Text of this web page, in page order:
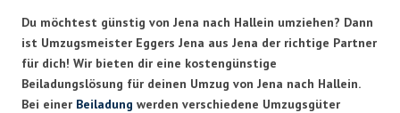
Du möchtest günstig von Jena nach Hallein umziehen? Dann
ist Umzugsmeister Eggers Jena aus Jena der richtige Partner
für dich! Wir bieten dir eine kostengünstige
Beiladungslösung für deinen Umzug von Jena nach Hallein.
Bei einer Beiladung werden verschiedene Umzugsgüter